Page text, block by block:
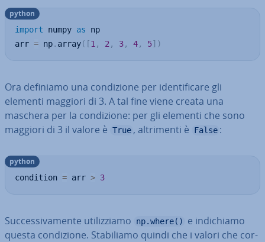
import numpy as np
arr = np. array( [1 , 2 , 3, 4, 5] )
python
Ora definiamo una con­di­zio­ne per iden­ti­fi­ca­re gli
elementi maggiori di 3. A tal fine viene creata una
maschera per la con­di­zio­ne: per gli elementi che sono
maggiori di 3 il valore è True , al­tri­men­ti è False :
condition = arr > 3
python
Suc­ces­si­va­men­te uti­liz­zia­mo np.where()
e in­di­chia­mo
questa con­di­zio­ne. Sta­bi­lia­mo quindi che i valori che cor­